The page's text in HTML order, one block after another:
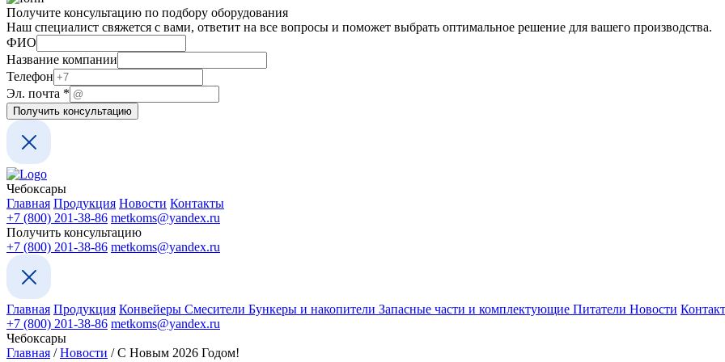
Получите консультацию по подбору оборудования
Наш специалист свяжется с вами, ответит на все вопросы и поможет выбрать оптимальное решение для вашего производства.
ФИО
Название компании
Телефон
Телефон
Телефон
Телефон
Эл. почта *
Получить консультацию
Чебоксары
Главная Продукция Новости Контакты
+7 (800) 201-38-86 metkoms@yandex.ru
Получить консультацию
+7 (800) 201-38-86 metkoms@yandex.ru
Главная Продукция Конвейеры Смесители Бункеры и накопители Запасные части и комплектующие Питатели Новости
+7 (800) 201-38-86 metkoms@yandex.ru
Чебоксары
Главная /Новости /С Новым 2026 Годом!